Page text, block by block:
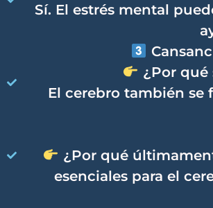
Sí. El estrés mental
¿Por qué
El cerebro también se
¿Por qué
esenciales para el